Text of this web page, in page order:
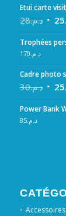
Etui carte
د.م.28 25
Trophées
د.م.170
Cadre photo
د.م.30 25
Power Bank
د.م.85